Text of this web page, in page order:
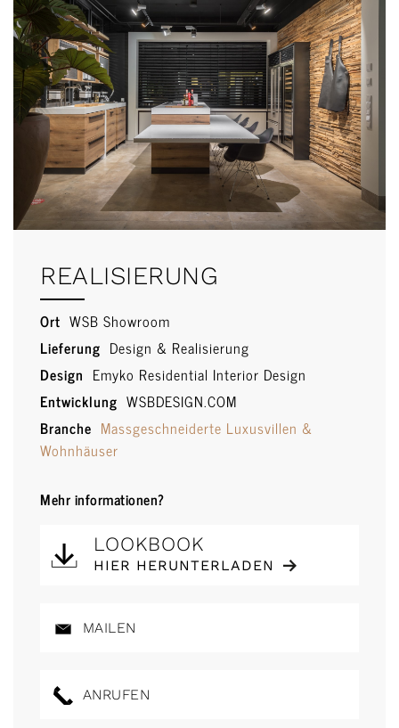
REALISIERUNG
Ort WSB Showroom
Lieferung Design & Realisierung
Design Emyko Residential Interior Design
Entwicklung WSBDESIGN.COM
Branche Massgeschneiderte Luxusvillen &
Wohnhäuser
Mehr informationen?
LOOKBOOK
HIER HERUNTERLADEN
MAILEN
ANRUFEN